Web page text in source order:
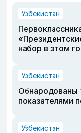
Узбекистан
набор в этом
Узбекистан
Обнародованы
показателями
Узбекистан